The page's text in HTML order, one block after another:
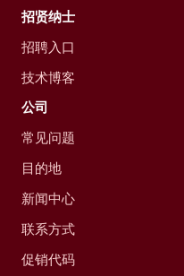
招贤纳士
招聘入口
技术博客
公司
常见问题
目的地
新闻中心
联系方式
促销代码